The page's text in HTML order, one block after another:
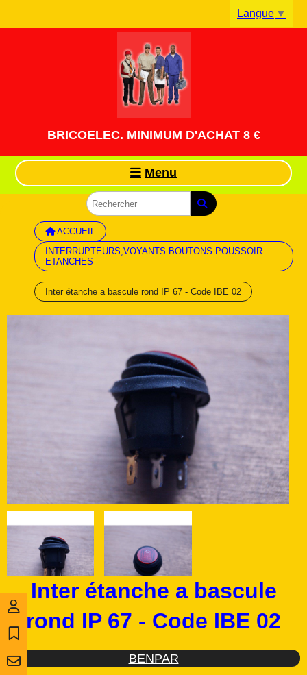
BRICOELEC. MINIMUM D'ACHAT 8 €
Menu
ACCUEIL
INTERRUPTEURS,VOYANTS BOUTONS POUSSOIR
ETANCHES
Inter étanche a bascule rond IP 67 - Code IBE 02
Inter étanche a bascule
rond IP 67 - Code IBE 02
BENPAR
Langue ▼